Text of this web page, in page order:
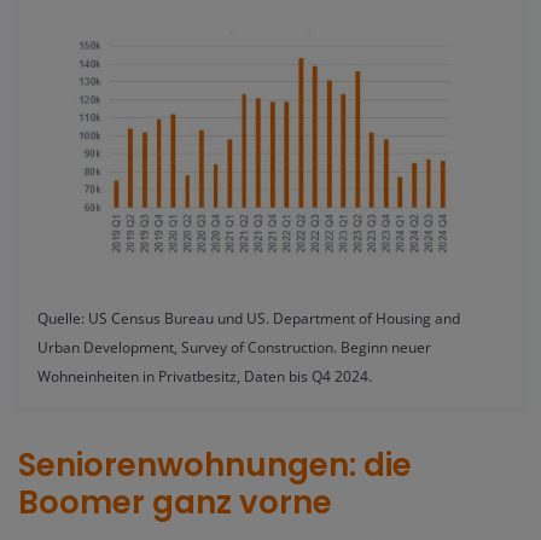
Quelle: US Census Bureau und US. Department of Housing and
Urban Development, Survey of Construction. Beginn neuer
Wohneinheiten in Privatbesitz, Daten bis Q4 2024.
Seniorenwohnungen: die
Boomer ganz vorne